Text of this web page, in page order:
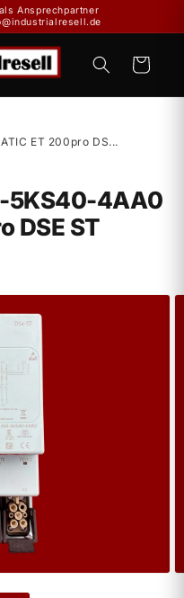
Ansprechpartner
Warenkorb
ET 200pro DS...
5KS40-4AA0
DSE ST